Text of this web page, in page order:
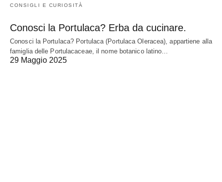
CONSIGLI E CURIOSITÀ
Conosci la Portulaca? Erba da cucinare.
Conosci la Portulaca? Portulaca (Portulaca Oleracea), appartiene alla
famiglia delle Portulacaceae, il nome botanico latino…
29 Maggio 2025